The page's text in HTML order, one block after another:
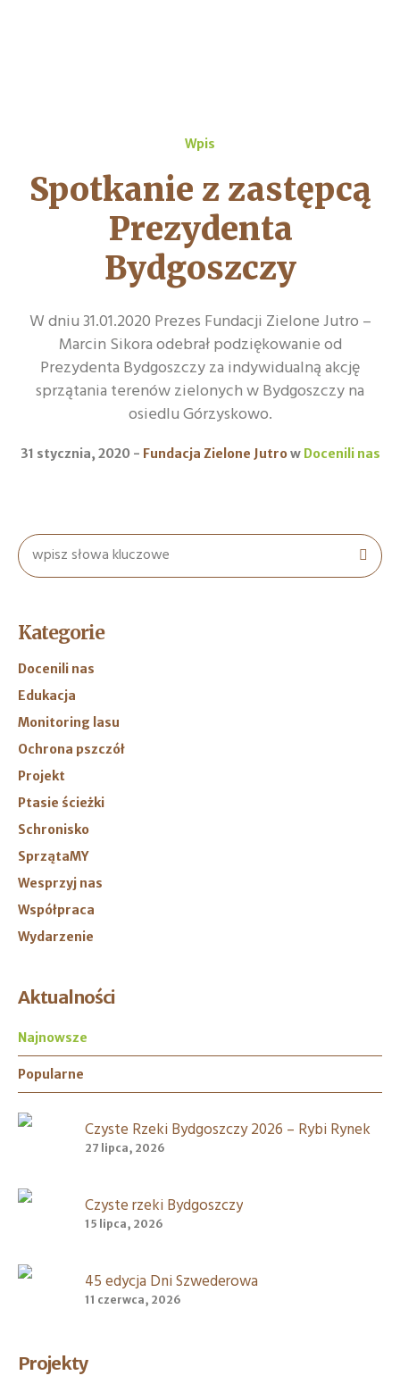
Wpis
Spotkanie z zastępcą
Prezydenta
Bydgoszczy
W dniu 31.01.2020 Prezes Fundacji Zielone Jutro –
Marcin Sikora odebrał podziękowanie od
Prezydenta Bydgoszczy za indywidualną akcję
sprzątania terenów zielonych w Bydgoszczy na
osiedlu Górzyskowo.
31 stycznia, 2020 Fundacja Zielone Jutrow Docenili nas
Kategorie
Docenili nas
Edukacja
Monitoring lasu
Ochrona pszczół
Projekt
Ptasie ścieżki
Schronisko
SprzątaMY
Wesprzyj nas
Współpraca
Wydarzenie
Aktualności
Najnowsze
Popularne
Czyste Rzeki Bydgoszczy 2026 – Rybi Rynek
27 lipca, 2026
Czyste rzeki Bydgoszczy
15 lipca, 2026
45 edycja Dni Szwederowa
11 czerwca, 2026
Projekty